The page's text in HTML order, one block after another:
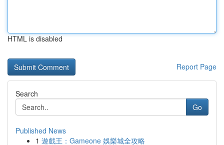
HTML is disabled
Report Page
Search
Go
Published News
1 遊戲王：Gameone 娛樂城全攻略